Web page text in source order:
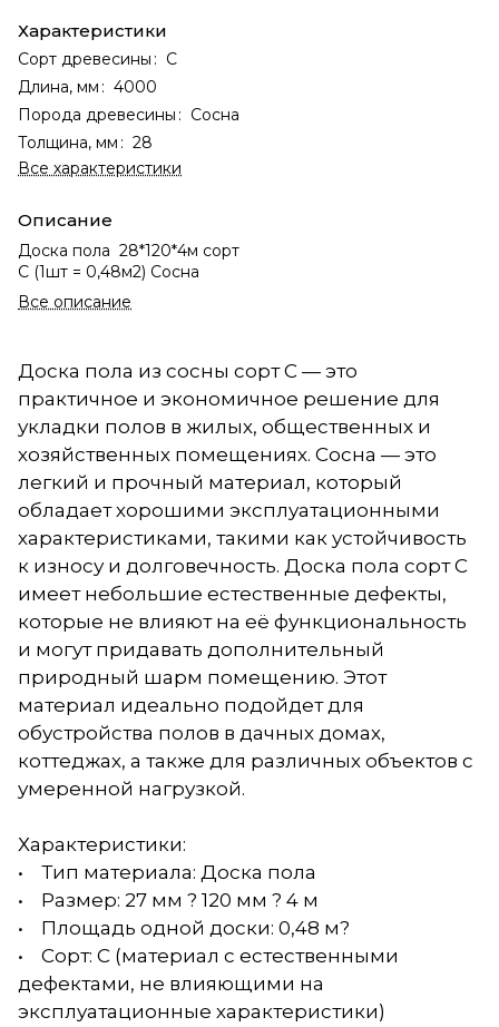
Характеристики
Сорт древесины : С
Длина, мм : 4000
Порода древесины : Сосна
Толщина, мм : 28
Все характеристики
Описание
Доска пола 28*120*4м сорт
С (1шт = 0,48м2) Сосна
Все описание
Доска пола из сосны сорт С — это
практичное и экономичное решение для
укладки полов в жилых, общественных и
хозяйственных помещениях. Сосна — это
легкий и прочный материал, который
обладает хорошими эксплуатационными
характеристиками, такими как устойчивость
к износу и долговечность. Доска пола сорт С
имеет небольшие естественные дефекты,
которые не влияют на её функциональность
и могут придавать дополнительный
природный шарм помещению. Этот
материал идеально подойдет для
обустройства полов в дачных домах,
коттеджах, а также для различных объектов с
умеренной нагрузкой.
Характеристики:
• Тип материала: Доска пола
• Размер: 27 мм ? 120 мм ? 4 м
• Площадь одной доски: 0,48 м?
• Сорт: С (материал с естественными
дефектами, не влияющими на
эксплуатационные характеристики)